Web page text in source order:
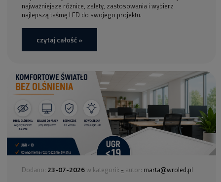
najważniejsze różnice, zalety, zastosowania i wybierz
najlepszą taśmę LED do swojego projektu.
czytaj całość »
Dodano: 23-07-2026 w kategorii: - autor: marta@wroled.pl